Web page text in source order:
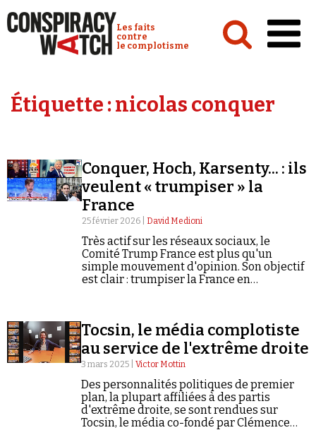
Conspiracy Watch :
Les faits
contre
le complotisme
Analyses
Vidéos
Émissions
Revues de presse
Faire un don
Étiquette :nicolas conquer
Conquer, Hoch, Karsenty... : ils
veulent « trumpiser » la
France
25 février 2026 | David Medioni
Très actif sur les réseaux sociaux, le
Comité Trump France est plus qu'un
simple mouvement d'opinion. Son objectif
est clair : trumpiser la France en
Tocsin, le média complotiste
au service de l'extrême droite
3 mars 2025 | Victor Mottin
Des personnalités politiques de premier
plan, la plupart affiliées à des partis
d'extrême droite, se sont rendues sur
Tocsin, le média co-fondé par Clémence